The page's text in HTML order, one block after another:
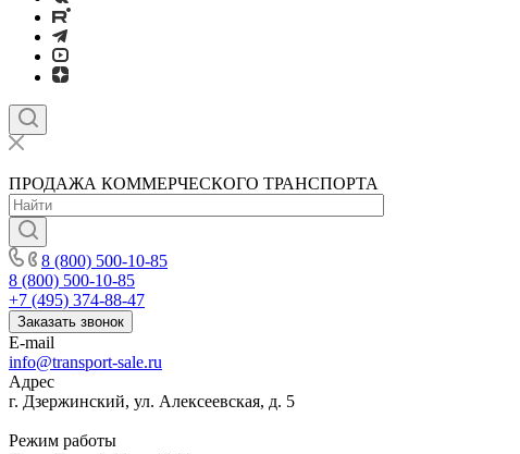
ПРОДАЖА КОММЕРЧЕСКОГО ТРАНСПОРТА
8 (800) 500-10-85
8 (800) 500-10-85
+7 (495) 374-88-47
Заказать звонок
E-mail
info@transport-sale.ru
Адрес
г. Дзержинский, ул. Алексеевская, д. 5
Режим работы